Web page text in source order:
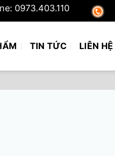
0973.403.110
TIN TỨC LIÊN HỆ